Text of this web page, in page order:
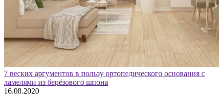
7 веских аргументов в пользу ортопедического основания с
ламелями из берёзового шпона
16.08.2020